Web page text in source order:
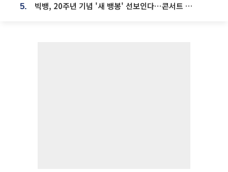
5. 빅뱅, 20주년 기념 '새 뱅봉' 선보인다⋯콘서트 앞두고 팝업 개최